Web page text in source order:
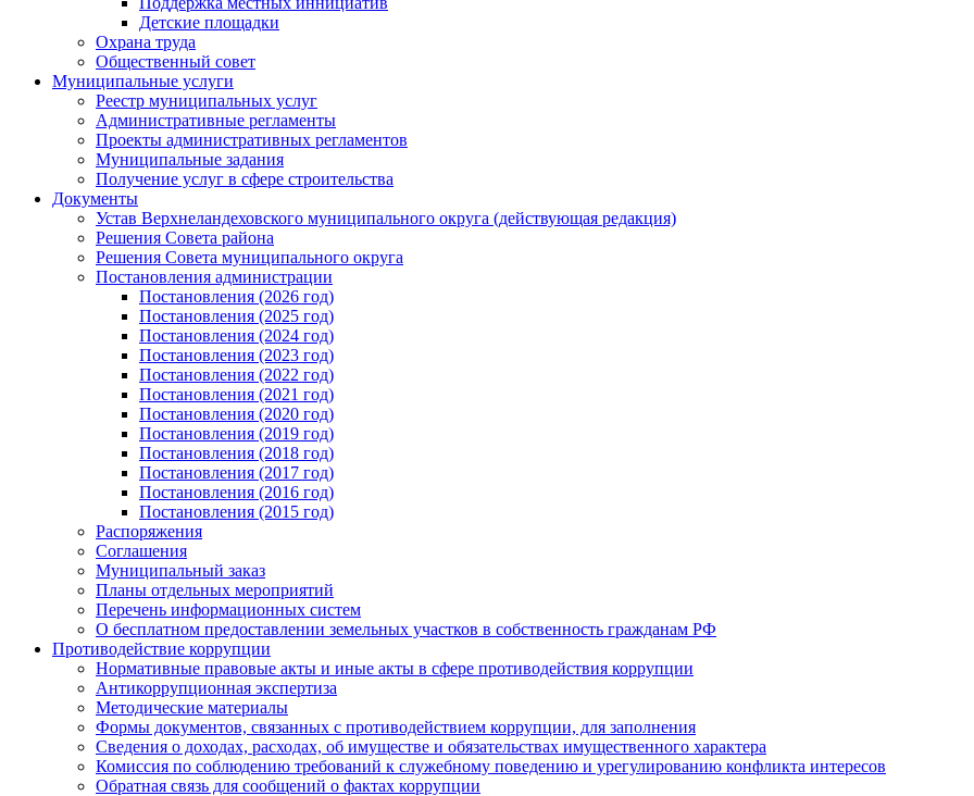
Детские площадки
Охрана труда
Общественный совет
Муниципальные услуги
Реестр муниципальных услуг
Административные регламенты
Проекты административных регламентов
Муниципальные задания
Получение услуг в сфере строительства
Документы
Устав Верхнеландеховского муниципального округа (действующая редакция)
Решения Совета района
Решения Совета муниципального округа
Постановления администрации
Постановления (2026 год)
Постановления (2025 год)
Постановления (2024 год)
Постановления (2023 год)
Постановления (2022 год)
Постановления (2021 год)
Постановления (2020 год)
Постановления (2019 год)
Постановления (2018 год)
Постановления (2017 год)
Постановления (2016 год)
Постановления (2015 год)
Распоряжения
Соглашения
Муниципальный заказ
Планы отдельных мероприятий
Перечень информационных систем
О бесплатном предоставлении земельных участков в собственность гражданам РФ
Противодействие коррупции
Нормативные правовые акты и иные акты в сфере противодействия коррупции
Антикоррупционная экспертиза
Методические материалы
Формы документов, связанных с противодействием коррупции, для заполнения
Сведения о доходах, расходах, об имуществе и обязательствах имущественного характера
Комиссия по соблюдению требований к служебному поведению и урегулированию конфликта интересов
Обратная связь для сообщений о фактах коррупции